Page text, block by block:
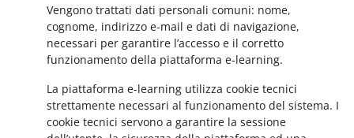
Vengono trattati dati personali comuni: nome,
cognome, indirizzo e-mail e dati di navigazione,
necessari per garantire l’accesso e il corretto
funzionamento della piattaforma e-learning.
La piattaforma e-learning utilizza cookie tecnici
strettamente necessari al funzionamento del sistema. I
cookie tecnici servono a garantire la sessione